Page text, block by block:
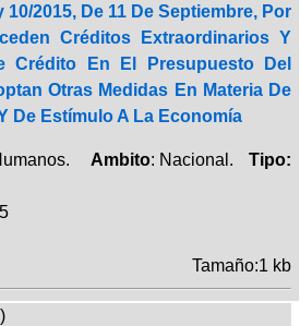
10/2015, De 11 De Septiembre, Por
Créditos Extraordinarios Y
Crédito En El Presupuesto Del
Otras Medidas En Materia De
De Estímulo A La Economía
Ambito: Nacional.Tipo:
Tamaño:1 kb